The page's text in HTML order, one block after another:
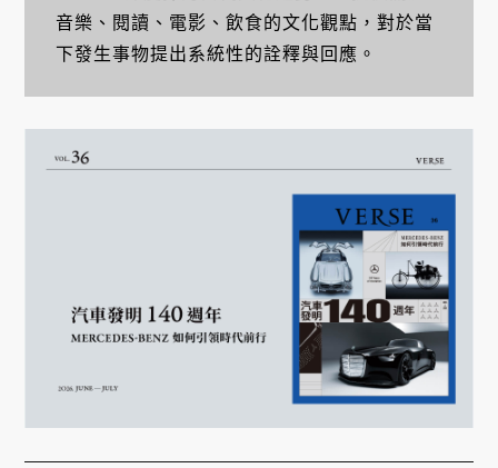
音樂、閱讀、電影、飲食的文化觀點，對於當
下發生事物提出系統性的詮釋與回應。